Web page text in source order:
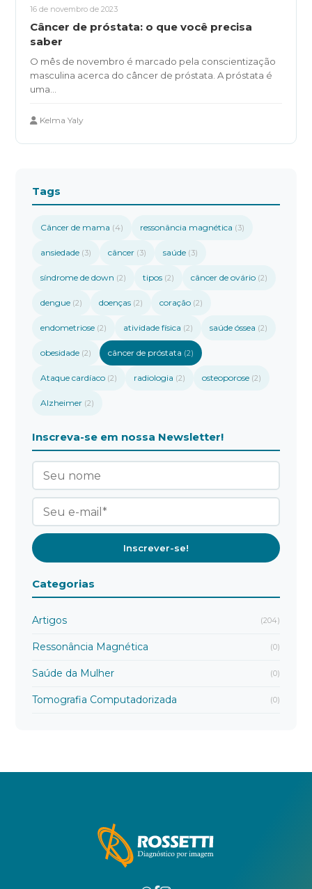
16 de novembro de 2023
Câncer de próstata: o que você precisa
saber
O mês de novembro é marcado pela conscientização
masculina acerca do câncer de próstata. A próstata é
uma...
Kelma Yaly
Tags
Câncer de mama (4) ressonância magnética (3)
ansiedade (3) câncer (3) saúde (3)
síndrome de down (2) tipos (2) câncer de ovário (2)
dengue (2) doenças (2) coração (2)
endometriose (2) atividade física (2) saúde óssea (2)
obesidade (2) câncer de próstata (2)
Ataque cardíaco (2) radiologia (2) osteoporose (2)
Alzheimer (2)
Inscreva-se em nossa Newsletter!
Categorias
Artigos (204)
Ressonância Magnética (0)
Saúde da Mulher (0)
Tomografia Computadorizada (0)